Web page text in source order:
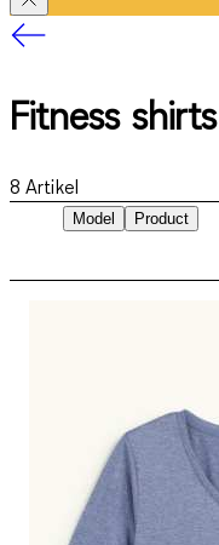
Fitness shirts
8 Artikel
Model
Product